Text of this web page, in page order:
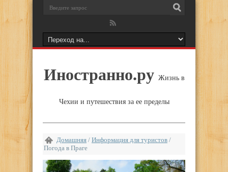
Иностранно.ру Жизнь в
Чехии и путешествия за ее пределы
Домашняя / Информация для туристов /
Погода в Праге